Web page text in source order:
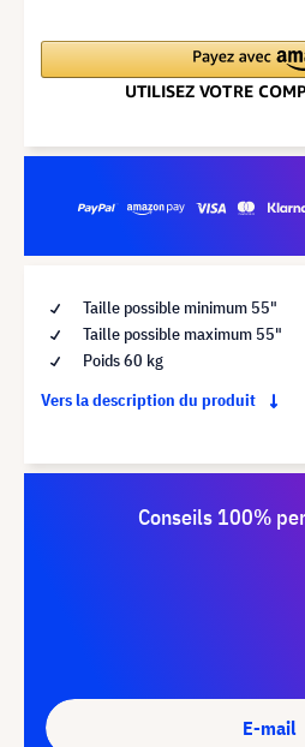
Taille possible minimum 55"
Taille possible maximum 55"
Poids 60 kg
Vers la description du produit
Conseils 100%
E-mail